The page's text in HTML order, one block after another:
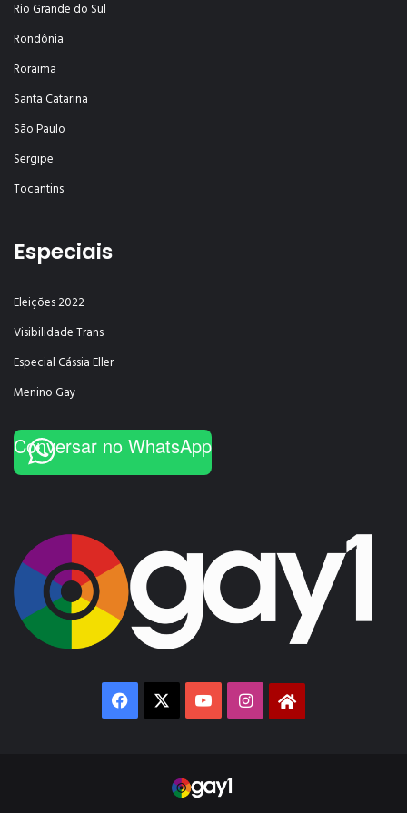
Rio Grande do Sul
Rondônia
Roraima
Santa Catarina
São Paulo
Sergipe
Tocantins
Especiais
Eleições 2022
Visibilidade Trans
Especial Cássia Eller
Menino Gay
Conversar no WhatsApp
Facebook YouTubeInstagramGay1